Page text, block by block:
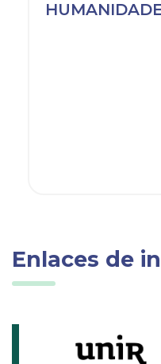
Enlaces de